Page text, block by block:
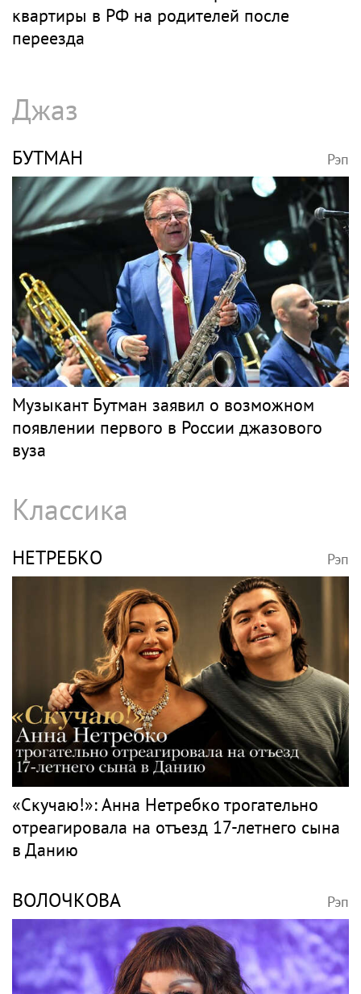
квартиры в РФ на родителей после
переезда
Джаз
БУТМАН Рэп
Музыкант Бутман заявил о возможном
появлении первого в России джазового
вуза
Классика
НЕТРЕБКО Рэп
«Скучаю!»: Анна Нетребко трогательно
отреагировала на отъезд 17-летнего сына
в Данию
ВОЛОЧКОВА Рэп